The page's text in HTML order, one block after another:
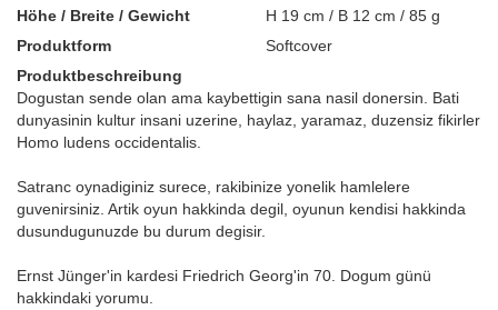
Höhe / Breite / Gewicht
H 19 cm / B 12 cm / 85 g
Produktform
Softcover
Produktbeschreibung
Dogustan sende olan ama kaybettigin sana nasil donersin. Bati
dunyasinin kultur insani uzerine, haylaz, yaramaz, duzensiz fikirler
Homo ludens occidentalis.
Satranc oynadiginiz surece, rakibinize yonelik hamlelere
guvenirsiniz. Artik oyun hakkinda degil, oyunun kendisi hakkinda
dusundugunuzde bu durum degisir.
Ernst Jünger'in kardesi Friedrich Georg'in 70. Dogum günü
hakkindaki yorumu.